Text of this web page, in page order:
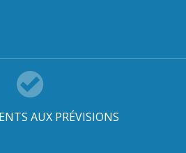
AUX PRÉVISIONS